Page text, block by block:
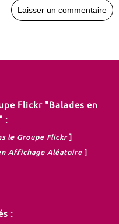
Flickr "Balades en
:
le Groupe Flickr]
Affichage Aléatoire ]
: